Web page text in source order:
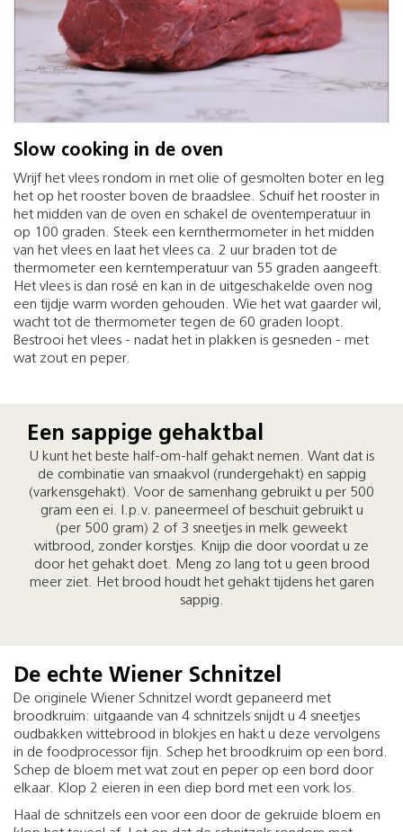
Slow cooking in de oven
Wrijf het vlees rondom in met olie of gesmolten boter en leg
het op het rooster boven de braadslee. Schuif het rooster in
het midden van de oven en schakel de oventemperatuur in
op 100 graden. Steek een kernthermometer in het midden
van het vlees en laat het vlees ca. 2 uur braden tot de
thermometer een kerntemperatuur van 55 graden aangeeft.
Het vlees is dan rosé en kan in de uitgeschakelde oven nog
een tijdje warm worden gehouden. Wie het wat gaarder wil,
wacht tot de thermometer tegen de 60 graden loopt.
Bestrooi het vlees - nadat het in plakken is gesneden - met
wat zout en peper.
Een sappige gehaktbal
U kunt het beste half-om-half gehakt nemen. Want dat is
de combinatie van smaakvol (rundergehakt) en sappig
(varkensgehakt). Voor de samenhang gebruikt u per 500
gram een ei. I.p.v. paneermeel of beschuit gebruikt u
(per 500 gram) 2 of 3 sneetjes in melk geweekt
witbrood, zonder korstjes. Knijp die door voordat u ze
door het gehakt doet. Meng zo lang tot u geen brood
meer ziet. Het brood houdt het gehakt tijdens het garen
sappig.
De echte Wiener Schnitzel
De originele Wiener Schnitzel wordt gepaneerd met
broodkruim: uitgaande van 4 schnitzels snijdt u 4 sneetjes
oudbakken wittebrood in blokjes en hakt u deze vervolgens
in de foodprocessor fijn. Schep het broodkruim op een bord.
Schep de bloem met wat zout en peper op een bord door
elkaar. Klop 2 eieren in een diep bord met een vork los.
Haal de schnitzels een voor een door de gekruide bloem en